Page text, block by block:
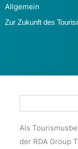
Allgemein
Zur Zukunft des
Als
der RDA Group